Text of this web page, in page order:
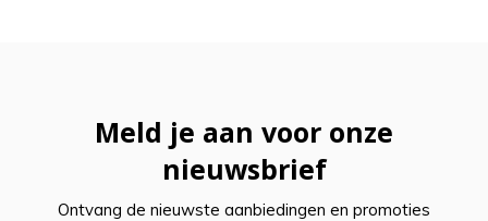
Meld je aan voor onze
nieuwsbrief
Ontvang de nieuwste aanbiedingen en promoties